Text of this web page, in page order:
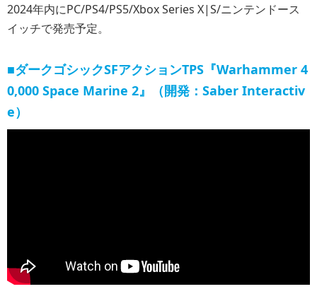
2024年内にPC/PS4/PS5/Xbox Series X|S/ニンテンドース
イッチで発売予定。
■ダークゴシックSFアクションTPS『Warhammer 4
0,000 Space Marine 2』（開発：Saber Interactiv
e）